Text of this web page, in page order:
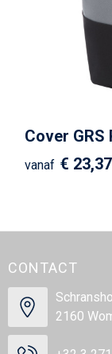
Cover
vanaf € 23,37
CONTACT
2160